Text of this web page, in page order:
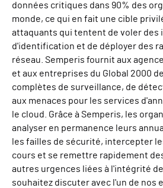
données critiques dans 90% des
monde, ce qui en fait une cible
attaquants qui tentent de voler des
d'identification et de déployer des
réseau. Semperis fournit aux
et aux entreprises du Global 2000
complètes de surveillance, de
aux menaces pour les services
le cloud. Grâce à Semperis, les
analyser en permanence leurs
les failles de sécurité, intercepter
cours et se remettre rapidement
autres urgences liées à l'intégrité
souhaitez discuter avec l'un de nos